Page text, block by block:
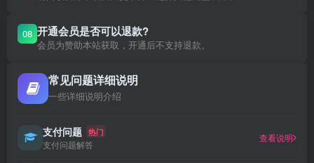
08 开通会员是否可以退款?
会员为赞助本站获取，开通后不支持退款。
常见问题详细说明
一些详细说明介绍
支付问题 热门
支付问题解答
查看说明